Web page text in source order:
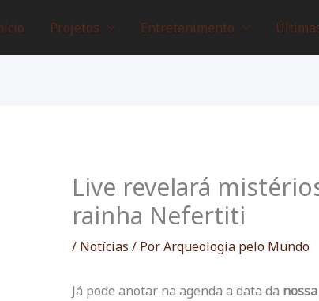
Projetos Entretenimento
Live revelará
rainha Nefertiti
/ Notícias / PorArqueologia pelo Mundo
Já pode anotar na agenda a data da